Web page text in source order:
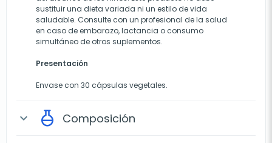
sustituir una dieta variada ni un estilo de vida
saludable. Consulte con un profesional de la salud
en caso de embarazo, lactancia o consumo
simultáneo de otros suplementos.
Presentación
Envase con 30 cápsulas vegetales.
expand_more Composición